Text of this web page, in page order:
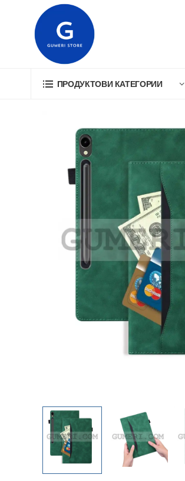
ПРОДУКТОВИ КАТЕГОРИИ